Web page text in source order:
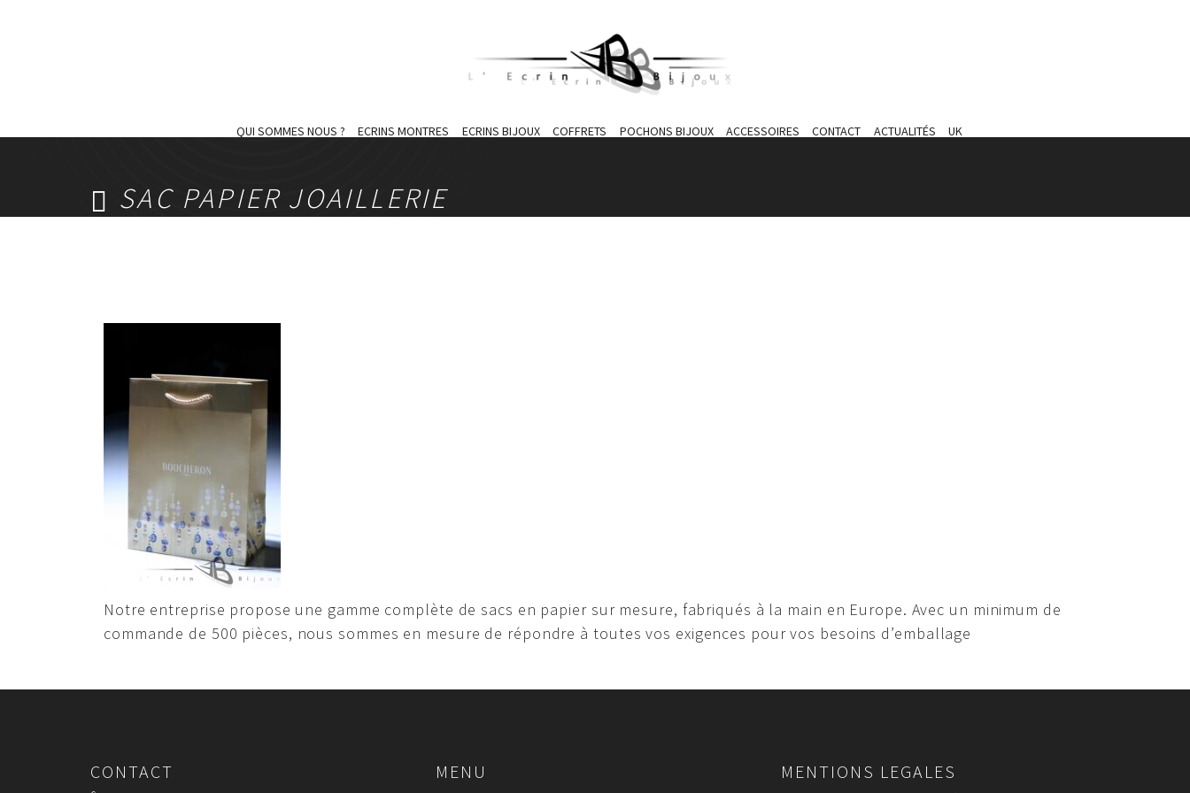
QUI SOMMES NOUS ? ECRINS MONTRES ECRINS BIJOUX COFFRETS POCHONS BIJOUX ACCESSOIRES CONTACT ACTUALITÉS UK
SAC PAPIER JOAILLERIE
Notre entreprise propose une gamme complète de sacs en papier sur mesure, fabriqués à la main en Europe. Avec un minimum de
commande de 500 pièces, nous sommes en mesure de répondre à toutes vos exigences pour vos besoins d’emballage
CONTACT MENU MENTIONS LEGALES